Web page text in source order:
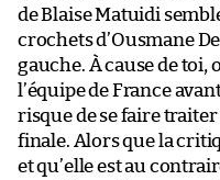
de Blaise Matuidi
crochets d’Ousmane
gauche. À cause de toi,
l’équipe de France
risque de se faire
finale. Alors que la
et qu’elle est au